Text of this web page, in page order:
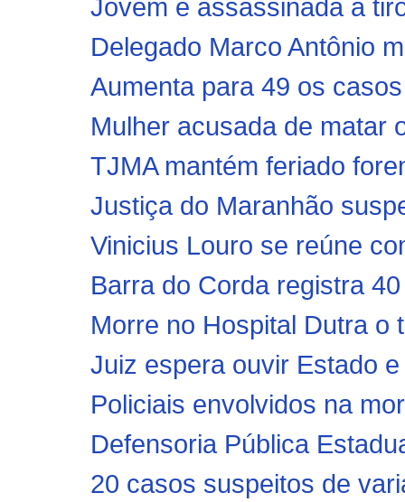
Jovem é assassinada a
Delegado Marco Antônio
Aumenta para 49 os
Mulher acusada de matar
TJMA mantém feriado
Justiça do Maranhão
Vinicius Louro se reúne
Barra do Corda registra
Morre no Hospital Dutra o
Juiz espera ouvir Estado
Policiais envolvidos na
Defensoria Pública
20 casos suspeitos de